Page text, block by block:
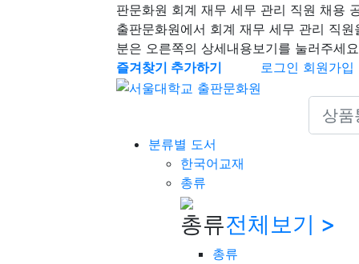
판문화원 회계 재무 세무 관리 직원 채용
출판문화원에서 회계 재무 세무 관리 직
분은 오른쪽의 상세내용보기를 눌러주세
즐겨찾기 추가하기
로그인 회원가입
Search
분류별 도서
한국어교재
총류
총류전체보기 >
총류